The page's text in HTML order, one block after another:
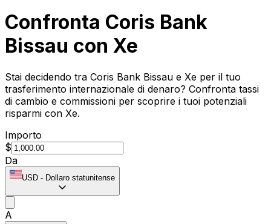
Confronta Coris Bank
Bissau con Xe
Stai decidendo tra Coris Bank Bissau e Xe per il tuo
trasferimento internazionale di denaro? Confronta tassi
di cambio e commissioni per scoprire i tuoi potenziali
risparmi con Xe.
Importo
$
Da
USD - Dollaro statunitense
A